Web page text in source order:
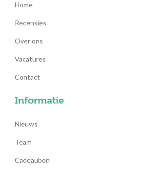
Home
Recensies
Over ons
Vacatures
Contact
Informatie
Nieuws
Team
Cadeaubon